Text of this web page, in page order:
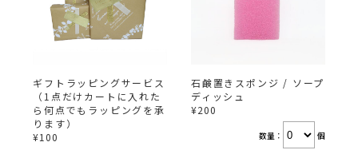
ギフトラッピングサービス
（1点だけカートに入れた
ら何点でもラッピングを承
ります）
¥100
石鹸置きスポンジ / ソープ
ディッシュ
¥200
数量： 個